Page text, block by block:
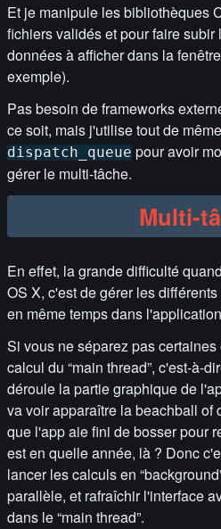
Et je manipule les bibliothèques
fichiers validés et pour faire
données à afficher dans la
exemple).
Pas besoin de frameworks
ce soit, mais j'utilise tout de même
dispatch_queue pour avoir
gérer le multi-tâche.
Multi-
En effet, la grande difficulté
OS X, c'est de gérer les
en même temps dans
Si vous ne séparez pas
calcul du “main thread”, c'est-à-
déroule la partie graphique de
va voir apparaître la beachball of
que l'app aie fini de bosser pour
est en quelle année, là ? Donc
lancer les calculs en
parallèle, et rafraîchir l'interface
dans le “main thread”.